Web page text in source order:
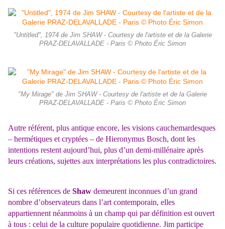
"Untitled", 1974 de Jim SHAW - Courtesy de l'artiste et de la Galerie
PRAZ-DELAVALLADE - Paris © Photo Éric Simon
"My Mirage" de Jim SHAW - Courtesy de l'artiste et de la Galerie
PRAZ-DELAVALLADE - Paris © Photo Éric Simon
Autre référent, plus antique encore, les visions cauchemardesques
– hermétiques et cryptées – de Hieronymus Bosch, dont les
intentions restent aujourd’hui, plus d’un demi-millénaire après
leurs créations, sujettes aux interprétations les plus contradictoires.
Si ces références de Shaw demeurent inconnues d’un grand
nombre d’observateurs dans l’art contemporain, elles
appartiennent néanmoins à un champ qui par définition est ouvert
à tous : celui de la culture populaire quotidienne. Jim participe